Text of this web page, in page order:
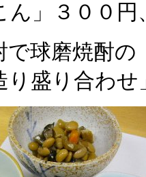
ん」３００
で球磨焼酎
り盛り合わせ